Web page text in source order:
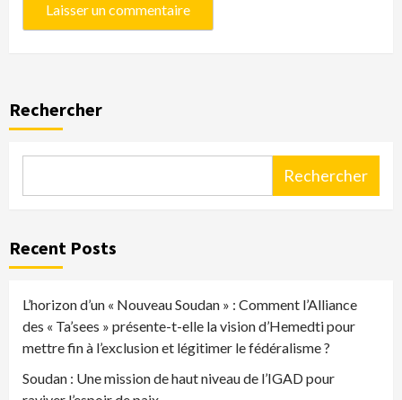
Rechercher
Rechercher
Recent Posts
L’horizon d’un « Nouveau Soudan » : Comment l’Alliance
des « Ta’sees » présente-t-elle la vision d’Hemedti pour
mettre fin à l’exclusion et légitimer le fédéralisme ?
Soudan : Une mission de haut niveau de l’IGAD pour